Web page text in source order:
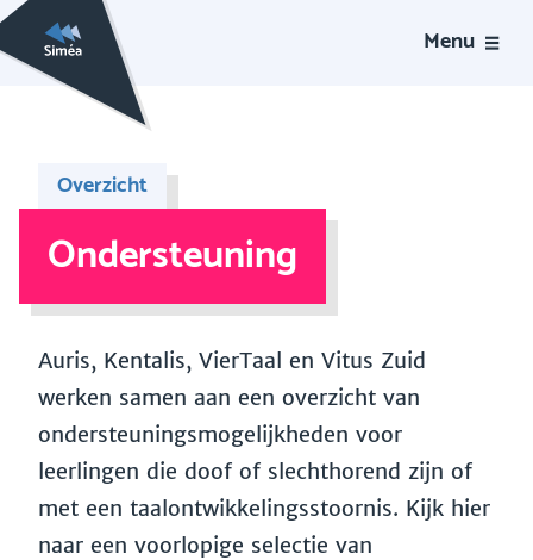
Menu
Overzicht
Ondersteuning
Auris, Kentalis, VierTaal en Vitus Zuid
werken samen aan een overzicht van
ondersteuningsmogelijkheden voor
leerlingen die doof of slechthorend zijn of
met een taalontwikkelingsstoornis. Kijk hier
naar een voorlopige selectie van